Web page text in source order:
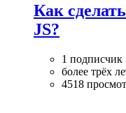
Как
JS?
1 подписчик
более трёх
4518